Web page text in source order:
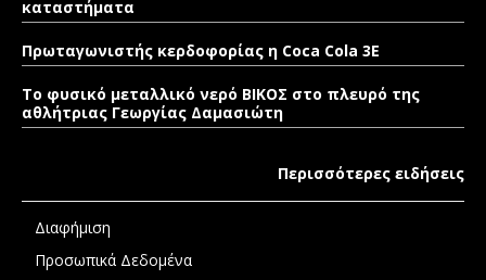
καταστήματα
Πρωταγωνιστής κερδοφορίας η Coca Cola 3E
Το φυσικό μεταλλικό νερό ΒΙΚΟΣ στο πλευρό της
αθλήτριας Γεωργίας Δαμασιώτη
Περισσότερες ειδήσεις
Διαφήμιση
Προσωπικά Δεδομένα